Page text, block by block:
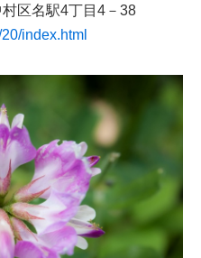
駅4丁目4－38
index.html